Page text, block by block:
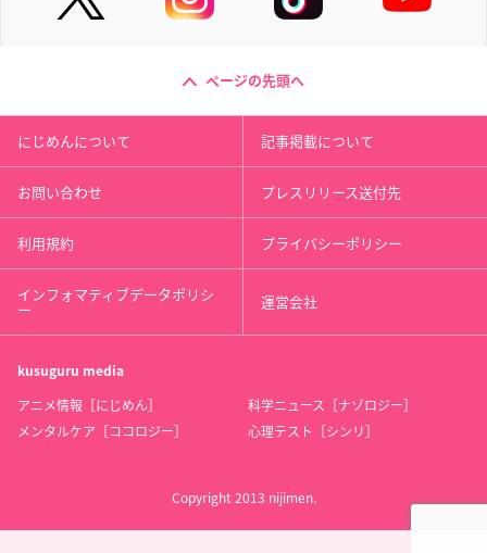
ページの先頭へ
にじめんについて 記事掲載について
お問い合わせ プレスリリース送付先
利用規約 プライバシーポリシー
インフォマティブデータポリシ
ー 運営会社
kusuguru media
アニメ情報［にじめん］
科学ニュース［ナゾロジー］
メンタルケア［ココロジー］
心理テスト［シンリ］
Copyright 2013 nijimen.